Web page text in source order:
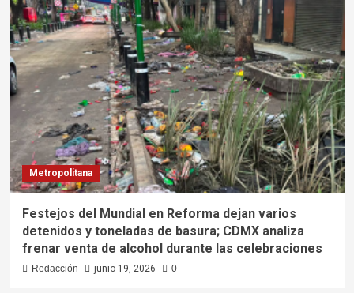
Metropolitana
Festejos del Mundial en Reforma dejan varios
detenidos y toneladas de basura; CDMX analiza
frenar venta de alcohol durante las celebraciones
Redacción junio 19, 2026 0